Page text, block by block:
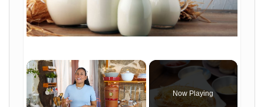
×
Now Playing